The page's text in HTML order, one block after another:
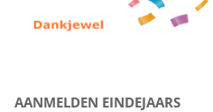
AANMELDEN EINDEJAARS